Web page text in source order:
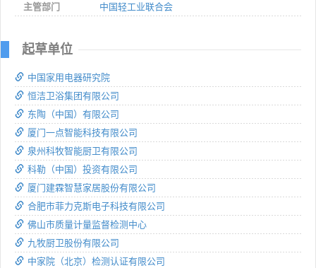
主管部门
中国轻工业联合会
起草单位
中国家用电器研究院
恒洁卫浴集团有限公司
东陶（中国）有限公司
厦门一点智能科技有限公司
泉州科牧智能厨卫有限公司
科勒（中国）投资有限公司
厦门建霖智慧家居股份有限公司
合肥市菲力克斯电子科技有限公司
佛山市质量计量监督检测中心
九牧厨卫股份有限公司
中家院（北京）检测认证有限公司